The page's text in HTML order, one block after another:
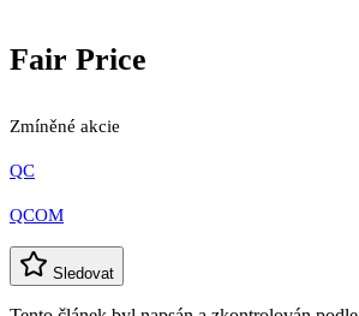
Fair Price
Zmíněné akcie
QC
QCOM
Sledovat